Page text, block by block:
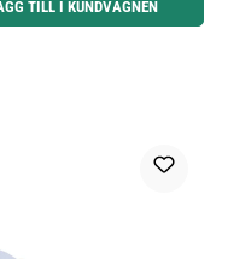
TILL I KUNDVAGNEN